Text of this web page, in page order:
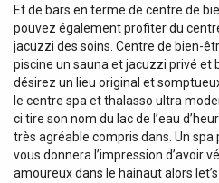
Et de bars en terme de centre de
pouvez également profiter du
jacuzzi des soins. Centre de bien-
piscine un sauna et jacuzzi privé et
désirez un lieu original et
le centre spa et thalasso ultra
ci tire son nom du lac de l’eau
très agréable compris dans. Un
vous donnera l’impression d’avoir
amoureux dans le hainaut alors